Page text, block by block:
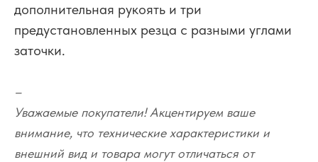
дополнительная рукоять и три
предустановленных резца с разными углами
заточки.
–
Уважаемые покупатели! Акцентируем ваше
внимание, что технические характеристики и
внешний вид и товара могут отличаться от